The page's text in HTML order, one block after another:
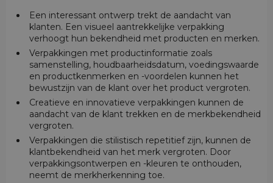
Een interessant ontwerp trekt de aandacht van
klanten. Een visueel aantrekkelijke verpakking
verhoogt hun bekendheid met producten en merken.
Verpakkingen met productinformatie zoals
samenstelling, houdbaarheidsdatum, voedingswaarde
en productkenmerken en -voordelen kunnen het
bewustzijn van de klant over het product vergroten.
Creatieve en innovatieve verpakkingen kunnen de
aandacht van de klant trekken en de merkbekendheid
vergroten.
Verpakkingen die stilistisch repetitief zijn, kunnen de
klantbekendheid van het merk vergroten. Door
verpakkingsontwerpen en -kleuren te onthouden,
neemt de merkherkenning toe.